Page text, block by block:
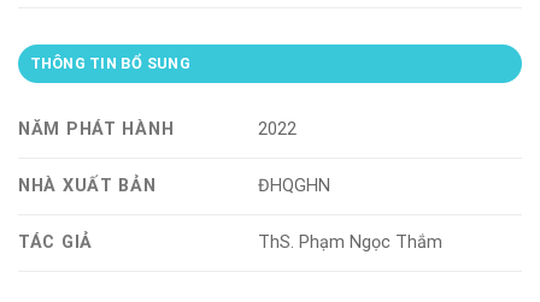
THÔNG TIN BỔ SUNG
NĂM PHÁT HÀNH 2022
NHÀ XUẤT BẢN ĐHQGHN
TÁC GIẢ ThS. Phạm Ngọc Thắm